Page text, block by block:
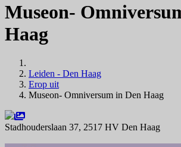
Museon-
Haag
Leiden - Den Haag
Erop uit
Museon- Omniversum in Den Haag
Stadhouderslaan 37, 2517 HV Den Haag